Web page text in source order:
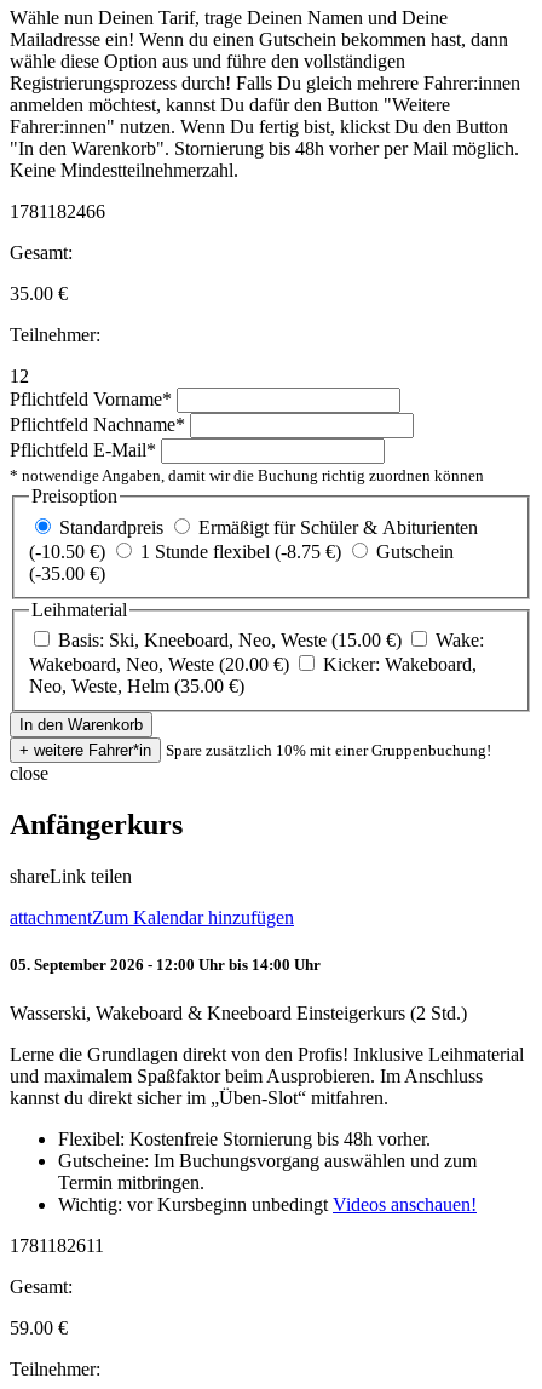
Wähle nun Deinen Tarif, trage Deinen Namen und Deine
Mailadresse ein! Wenn du einen Gutschein bekommen hast, dann
wähle diese Option aus und führe den vollständigen
Registrierungsprozess durch! Falls Du gleich mehrere Fahrer:innen
anmelden möchtest, kannst Du dafür den Button "Weitere
Fahrer:innen" nutzen. Wenn Du fertig bist, klickst Du den Button
"In den Warenkorb". Stornierung bis 48h vorher per Mail möglich.
Keine Mindestteilnehmerzahl.
1781182466
Gesamt:
35.00 €
Teilnehmer:
12
Pflichtfeld Vorname*
Pflichtfeld Nachname*
Pflichtfeld E-Mail*
* notwendige Angaben, damit wir die Buchung richtig zuordnen können
Preisoption
Standardpreis
Ermäßigt für Schüler & Abiturienten
(-10.50 €)
1 Stunde flexibel (-8.75 €)
Gutschein
(-35.00 €)
Leihmaterial
Basis: Ski, Kneeboard, Neo, Weste (15.00 €)
Wake:
Wakeboard, Neo, Weste (20.00 €)
Kicker: Wakeboard,
Neo, Weste, Helm (35.00 €)
Spare zusätzlich 10% mit einer Gruppenbuchung!
close
Anfängerkurs
shareLink teilen
attachmentZum Kalendar hinzufügen
05. September 2026 - 12:00 Uhr bis 14:00 Uhr
Wasserski, Wakeboard & Kneeboard Einsteigerkurs (2 Std.)
Lerne die Grundlagen direkt von den Profis! Inklusive Leihmaterial
und maximalem Spaßfaktor beim Ausprobieren. Im Anschluss
kannst du direkt sicher im „Üben-Slot“ mitfahren.
Flexibel: Kostenfreie Stornierung bis 48h vorher.
Gutscheine: Im Buchungsvorgang auswählen und zum
Termin mitbringen.
Wichtig: vor Kursbeginn unbedingt Videos anschauen!
1781182611
Gesamt:
59.00 €
Teilnehmer: